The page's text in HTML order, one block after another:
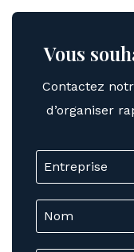
Vous
Contactez
d’organiser